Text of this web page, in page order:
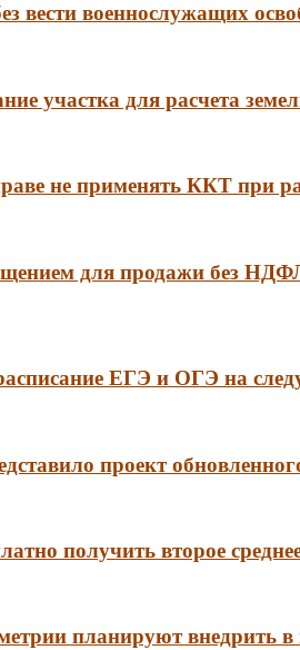
вести военнослужащих
участка для расчета
не применять ККТ при
для продажи без
ЕГЭ и ОГЭ на
проект
получить второе
планируют внедрить